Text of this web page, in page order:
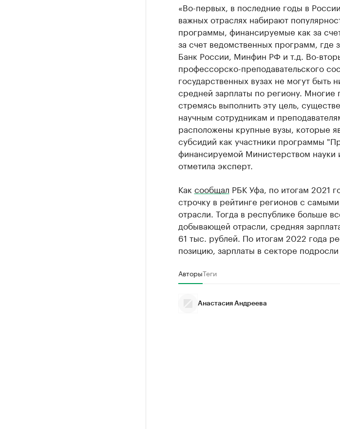
«Во-первых, в последние годы в
важных отраслях набирают
программы, финансируемые как за
за счет ведомственных программ, где
Банк России, Минфин РФ и т.д. Во-
профессорско-преподавательского
государственных вузах не могут быть
средней зарплаты по региону. Многие
стремясь выполнить эту цель,
научным сотрудникам и
расположены крупные вузы, которые
субсидий как участники программы
финансируемой Министерством
отметила эксперт.
Как сообщал РБК Уфа, по итогам 2021
строчку в рейтинге регионов с
отрасли. Тогда в республике больше
добывающей отрасли, средняя
61 тыс. рублей. По итогам 2022 года
позицию, зарплаты в секторе
АвторыТеги
Анастасия Андреева